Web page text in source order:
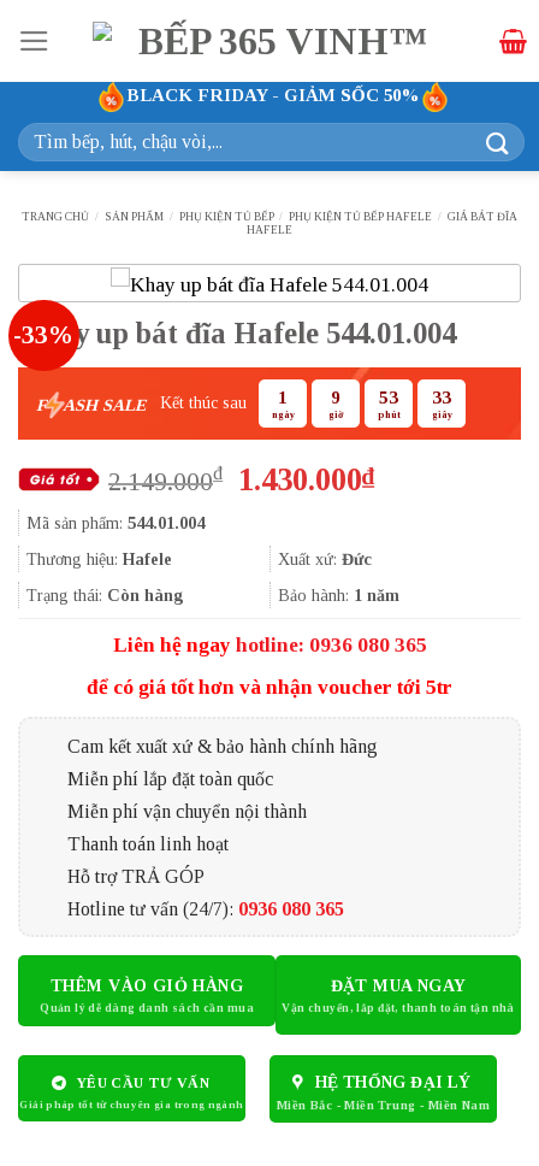
qua
nội
dung
BLACK FRIDAY - GIẢM SỐC 50%
Tìm
kiếm:
TRANG CHỦ / SẢN PHẨM / PHỤ KIỆN TỦ BẾP / PHỤ KIỆN TỦ BẾP HAFELE / GIÁ BÁT ĐĨA
HAFELE
-33%
Khay up bát đĩa Hafele 544.01.004
F ASH SALE Kết thúc sau 1
ngày
9
giờ
53
phút
32
giây
2.149.000₫
Giá
2.149.000₫.
1.430.000₫Giá
1.430.000₫.
Mã sản phẩm: 544.01.004
Thương hiệu: Hafele Xuất xứ: Đức
Trạng thái: Còn hàng Bảo hành: 1 năm
Liên hệ ngay hotline: 0936 080 365
để có giá tốt hơn và nhận voucher tới 5tr
Cam kết xuất xứ & bảo hành chính hãng
Miễn phí lắp đặt toàn quốc
Miễn phí vận chuyển nội thành
Thanh toán linh hoạt
Hỗ trợ TRẢ GÓP
Hotline tư vấn (24/7): 0936 080 365
THÊM VÀO GIỎ HÀNG ĐẶT MUA NGAY
YÊU CẦU TƯ VẤN HỆ THỐNG ĐẠI LÝ